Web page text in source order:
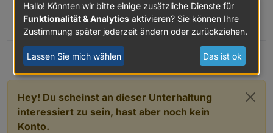
Zeilen ab
Hey! Du scheinst an dieser Unterhaltung
interessiert zu sein, hast aber noch kein
Konto.
Hallo! Könnten wir bitte einige zusätzliche Dienste für
Funktionalität & Analytics aktivieren? Sie können Ihre
Zustimmung später jederzeit ändern oder zurückziehen.
Lassen Sie mich wählen Das ist ok